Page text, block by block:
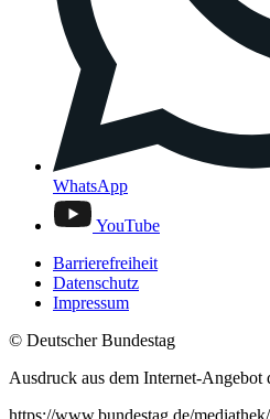
WhatsApp
YouTube
Barrierefreiheit
Datenschutz
Impressum
© Deutscher Bundestag
Ausdruck aus dem Internet-Angebot
https://www.bundestag.de/